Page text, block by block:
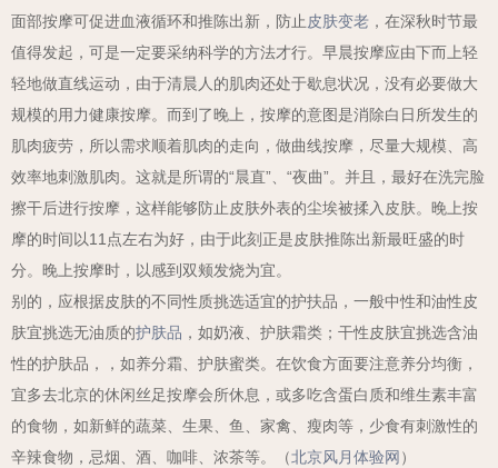
面部按摩可促进血液循环和推陈出新，防止 皮肤变老 ，在深秋时节最
值得发起，可是一定要采纳科学的方法才行。早晨按摩应由下而上轻
轻地做直线运动，由于清晨人的肌肉还处于歇息状况，没有必要做大
规模的用力健康按摩。而到了晚上，按摩的意图是消除白日所发生的
肌肉疲劳，所以需求顺着肌肉的走向，做曲线按摩，尽量大规模、高
效率地刺激肌肉。这就是所谓的“晨直”、“夜曲”。并且，最好在洗完脸
擦干后进行按摩，这样能够防止皮肤外表的尘埃被揉入皮肤。晚上按
摩的时间以11点左右为好，由于此刻正是皮肤推陈出新最旺盛的时
分。晚上按摩时，以感到双颊发烧为宜。
别的，应根据皮肤的不同性质挑选适宜的护扶品，一般中性和油性皮
肤宜挑选无油质的护肤品 ，如奶液、护肤霜类；干性皮肤宜挑选含油
性的护肤品，，如养分霜、护肤蜜类。在饮食方面要注意养分均衡，
宜多去北京的休闲丝足按摩会所休息，或多吃含蛋白质和维生素丰富
的食物，如新鲜的蔬菜、生果、鱼、家禽、瘦肉等，少食有刺激性的
辛辣食物，忌烟、酒、咖啡、浓茶等。（北京风月体验网 ）